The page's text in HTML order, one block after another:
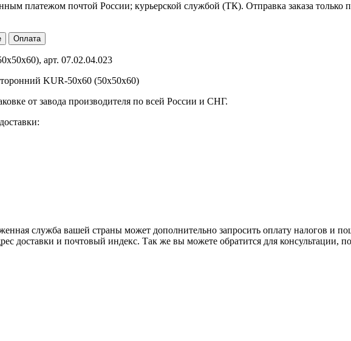
платежом почтой России; курьерской службой (ТК). Отправка заказа только
Оплата
арт. 07.02.04.023
KUR-50х60 (50х50х60)
от завода производителя по всей России и СНГ.
служба вашей страны может дополнительно запросить оплату налогов и
доставки и почтовый индекс. Так же вы можете обратится для консультации,